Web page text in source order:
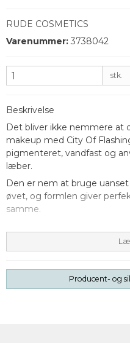
RUDE COSMETICS
Varenummer: 3738042
stk.
Beskrivelse
Det bliver ikke nemmere at
makeup med City Of
pigmenteret, vandfast og
læber.
Den er nem at bruge
øvet, og formlen giver
samme.
Producent- og